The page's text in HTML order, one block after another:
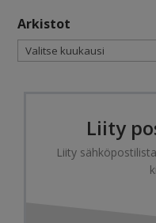
Arkistot
Arkistot
Liity
Liity